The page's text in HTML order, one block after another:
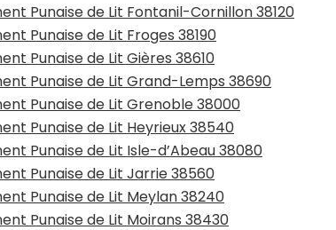
Punaise de Lit Fontanil-Cornillon 38120
Punaise de Lit Froges 38190
Punaise de Lit Gières 38610
Punaise de Lit Grand-Lemps 38690
Punaise de Lit Grenoble 38000
Punaise de Lit Heyrieux 38540
Punaise de Lit Isle-d’Abeau 38080
Punaise de Lit Jarrie 38560
Punaise de Lit Meylan 38240
Punaise de Lit Moirans 38430